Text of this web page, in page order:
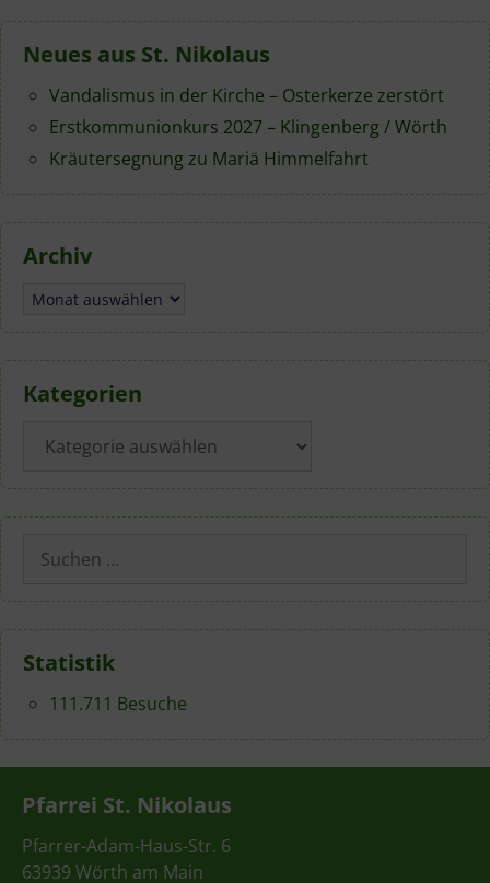
Neues aus St. Nikolaus
Vandalismus in der Kirche – Osterkerze zerstört
Erstkommunionkurs 2027 – Klingenberg / Wörth
Kräutersegnung zu Mariä Himmelfahrt
Archiv
Archiv
Kategorien
Suchen
nach:
Statistik
111.711 Besuche
Pfarrei St. Nikolaus
Pfarrer-Adam-Haus-Str. 6
63939 Wörth am Main